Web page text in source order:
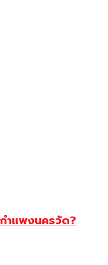
ำแพงนครวัด?